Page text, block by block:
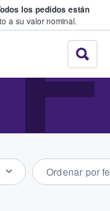
los pedidos están
a su valor nominal.
Ordenar por